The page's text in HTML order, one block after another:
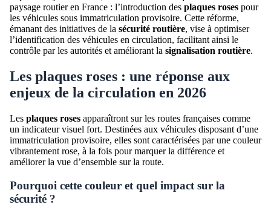
paysage routier en France : l’introduction des plaques roses pour
les véhicules sous immatriculation provisoire. Cette réforme,
émanant des initiatives de la sécurité routière, vise à optimiser
l’identification des véhicules en circulation, facilitant ainsi le
contrôle par les autorités et améliorant la signalisation routière.
Les plaques roses : une réponse aux
enjeux de la circulation en 2026
Les plaques roses apparaîtront sur les routes françaises comme
un indicateur visuel fort. Destinées aux véhicules disposant d’une
immatriculation provisoire, elles sont caractérisées par une couleur
vibrantement rose, à la fois pour marquer la différence et
améliorer la vue d’ensemble sur la route.
Pourquoi cette couleur et quel impact sur la
sécurité ?